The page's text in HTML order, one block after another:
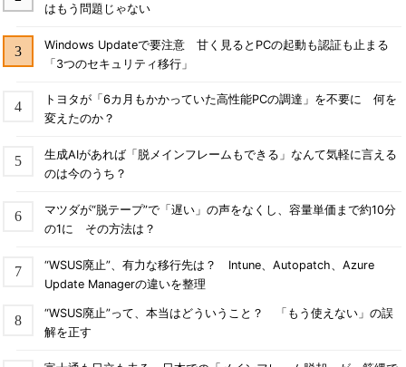
Windows 10の“あの機能”は今――廃止予定リストに掲載さ
れた機能はその後どうなった？
Windows Server 2019は本当に完成したのか、それとも完
成していないのか？
――2019年にサポートが終了するのは？
Directoryドメインをアップグレードするには
Active Directory 2019ってどうなの？ 注目の新機能は？
Windows 10 October 2018 Update騒動を振り返る
結局、Windows Server 2019でRemoteFX 3Dビデオアダプ
Remote Desktop Services 2019ってどうなの？
はもう問題じゃない
Windows Updateで要注意 甘く見るとPCの起動も認証も止まる
「3つのセキュリティ移行」
トヨタが「6カ月もかかっていた高性能PCの調達」を不要に 何を
変えたのか？
生成AIがあれば「脱メインフレームもできる」なんて気軽に言える
のは今のうち？
マツダが“脱テープ”で「遅い」の声をなくし、容量単価まで約10分
の1に その方法は？
“WSUS廃止”、有力な移行先は？ Intune、Autopatch、Azure
Update Managerの違いを整理
“WSUS廃止”って、本当はどういうこと？ 「もう使えない」の誤
解を正す